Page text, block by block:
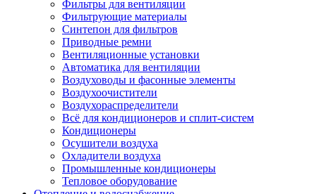
Фильтры для вентиляции
Фильтрующие материалы
Синтепон для фильтров
Приводные ремни
Вентиляционные установки
Автоматика для вентиляции
Воздуховоды и фасонные элементы
Воздухоочистители
Воздухораспределители
Всё для кондиционеров и сплит-систем
Кондиционеры
Осушители воздуха
Охладители воздуха
Промышленные кондиционеры
Тепловое оборудование